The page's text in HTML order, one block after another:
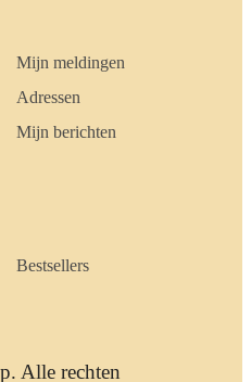
Mijn meldingen
Adressen
Mijn berichten
Bestsellers
Alle rechten